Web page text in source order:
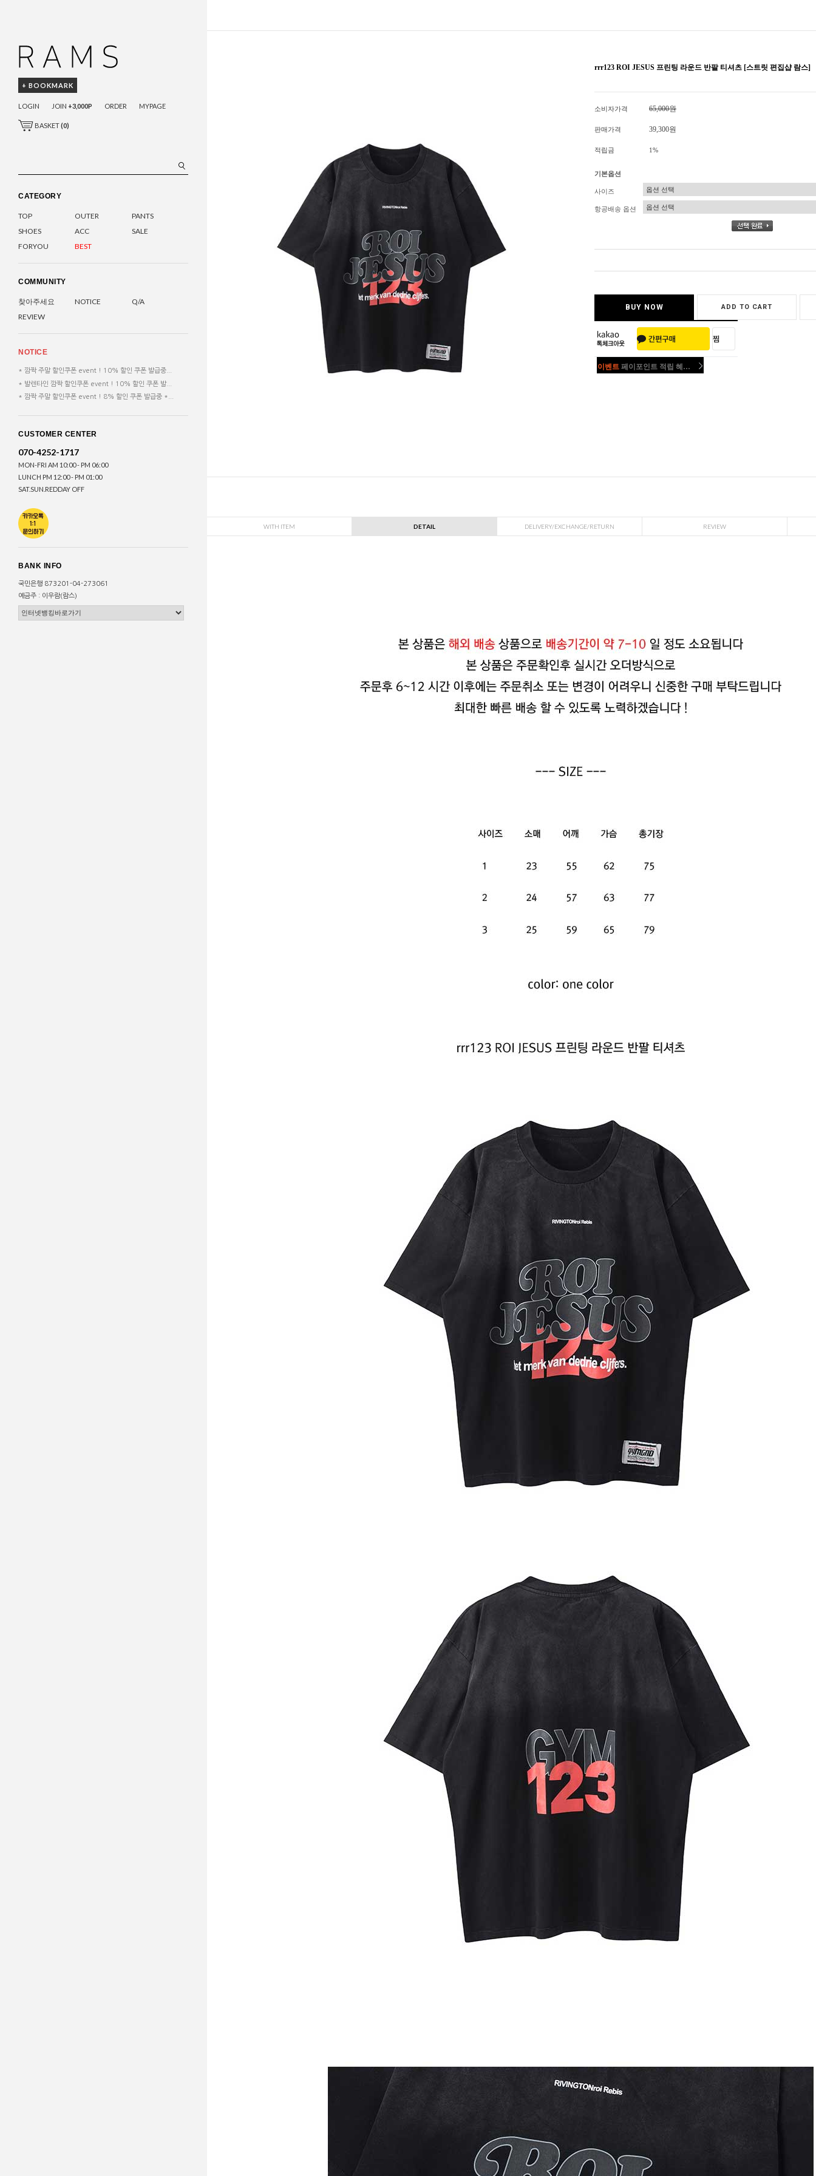
+ BOOKMARK
LOGIN JOIN +3,000P ORDER MYPAGE
BASKET(0)
CATEGORY
TOP OUTER
PANTS
SHOES
ACC
SALE
FORYOU
BEST
COMMUNITY
찾아주세요 NOTICE
Q/A
REVIEW
NOTICE
* 깜짝 주말 할인쿠폰 event ! 10% 할인 쿠폰 발급중...
* 발렌타인 깜짝 할인쿠폰 event ! 10% 할인 쿠폰 발...
* 깜짝 주말 할인쿠폰 event ! 8% 할인 쿠폰 발급중 *...
CUSTOMER CENTER
070-4252-1717
MON-FRI AM 10:00 - PM 06:00
LUNCH PM 12:00 - PM 01:00
SAT.SUN.REDDAY OFF
BANK INFO
국민은행 873201-04-273061
예금주 : 이우람(람스)
rrr123 ROI JESUS 프린팅 라운드 반팔 티셔츠 [스트릿 편집샵 람스]
소비자가격 65,000원
판매가격 39,300원
적립금 1%
기본옵션
사이즈
항공배송 옵션
BUY NOW ADD TO CART
이벤트 페이포인트 적립 혜택 2배 UP!
WITH ITEM DETAIL DELIVERY/EXCHANGE/RETURN REVIEW